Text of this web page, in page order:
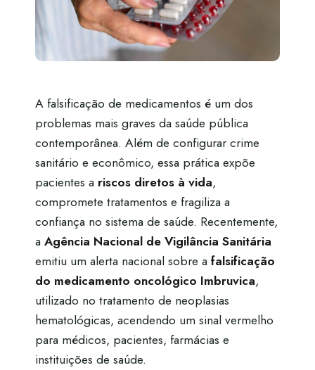
A falsificação de medicamentos é um dos
problemas mais graves da saúde pública
contemporânea. Além de configurar crime
sanitário e econômico, essa prática expõe
pacientes a riscos diretos à vida,
compromete tratamentos e fragiliza a
confiança no sistema de saúde. Recentemente,
aAgência Nacional de Vigilância Sanitária
emitiu um alerta nacional sobre afalsificação
do medicamento oncológico Imbruvica,
utilizado no tratamento de neoplasias
hematológicas, acendendo um sinal vermelho
para médicos, pacientes, farmácias e
instituições de saúde.